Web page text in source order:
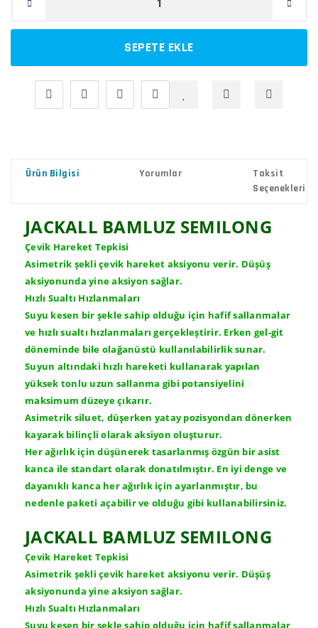
SEPETE EKLE
Ürün Bilgisi Yorumlar
Taksit
Seçenekleri
JACKALL BAMLUZ SEMILONG
Çevik Hareket Tepkisi
Asimetrik şekli çevik hareket aksiyonu verir. Düşüş
aksiyonunda yine aksiyon sağlar.
Hızlı Sualtı Hızlanmaları
Suyu kesen bir şekle sahip olduğu için hafif sallanmalar
ve hızlı sualtı hızlanmaları gerçekleştirir. Erken gel-git
döneminde bile olağanüstü kullanılabilirlik sunar.
Suyun altındaki hızlı hareketi kullanarak yapılan
yüksek tonlu uzun sallanma gibi potansiyelini
maksimum düzeye çıkarır.
Asimetrik siluet, düşerken yatay pozisyondan dönerken
kayarak bilinçli olarak aksiyon oluşturur.
Her ağırlık için düşünerek tasarlanmış özgün bir asist
kanca ile standart olarak donatılmıştır. En iyi denge ve
dayanıklı kanca her ağırlık için ayarlanmıştır, bu
nedenle paketi açabilir ve olduğu gibi kullanabilirsiniz.
JACKALL BAMLUZ SEMILONG
Çevik Hareket Tepkisi
Asimetrik şekli çevik hareket aksiyonu verir. Düşüş
aksiyonunda yine aksiyon sağlar.
Hızlı Sualtı Hızlanmaları
Suyu kesen bir şekle sahip olduğu için hafif sallanmalar